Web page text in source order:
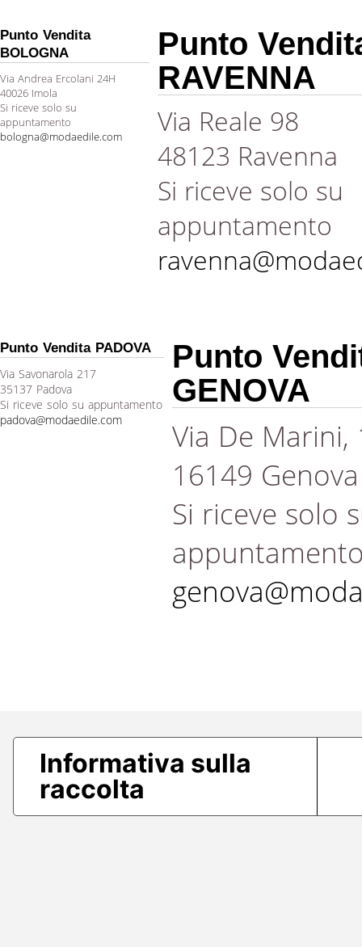
Punto Vendita
BOLOGNA
Via Andrea Ercolani 24H
40026 Imola
Si riceve solo su
appuntamento
bologna@modaedile.com
Punto
RAVENNA
Via Reale 98
48123 Ravenna
Si riceve solo su
appuntamento
Punto Vendita PADOVA
Via Savonarola 217
35137 Padova
Si riceve solo su appuntamento
padova@modaedile.com
Punto
GENOVA
Via De Marini,
16149 Genova
Si riceve solo
Informativa sulla
raccolta